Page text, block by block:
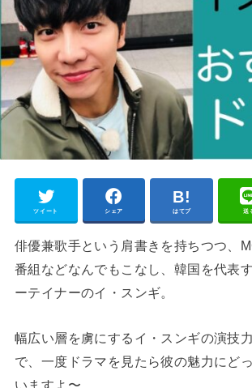
ツイート シェア はてブ 送
俳優兼歌手という肩書きを持ちつつ、
番組などなんでもこなし、韓国を代表
ーテイナーのイ・スンギ。
幅広い層を虜にするイ・スンギの演技
で、一度ドラマを見たら彼の魅力にど
いますよ〜。